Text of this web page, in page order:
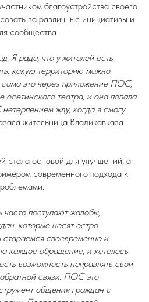
благоустройства своего
за различные инициативы и
сообщества.
Я рада, что у жителей есть
какую территорию можно
сама это через приложение ПОС,
осетинского театра, и она попала
жду, когда я смогу
жительница Владикавказа
стала основой для улучшений, а
современного подхода к
поступают жалобы,
которые носят остро
своевременно и
каждое обращение, и хотелось
возможность направлять свои
связи. ПОС это
общения граждан с